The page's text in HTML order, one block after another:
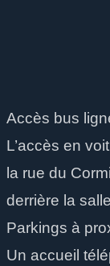
Accès bus
L’accès en
la rue du
derrière la
Parkings à
Un accueil